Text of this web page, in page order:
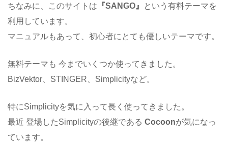
ちなみに、このサイトは 『SANGO』
という有料テーマを
利用しています。
マニュアルもあって、初心者にとても優しいテーマです。
無料テーマも 今までいくつか使ってきました。
BizVektor、STINGER、Simplicityなど。
特にSimplicityを気に入って長く使ってきました。
最近 登場したSimplicityの後継である Cocoonが気になっ
ています。